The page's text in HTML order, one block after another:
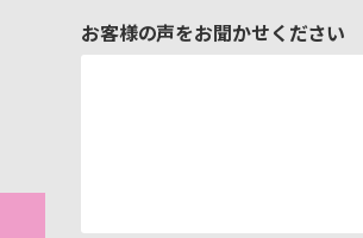
お客様の声をお聞かせください